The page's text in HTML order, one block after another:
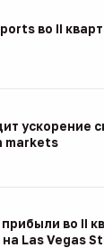
во II
ускорение
markets
во II
Las Vegas